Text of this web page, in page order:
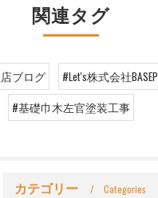
関連タグ
ブログ
#Let's株式会社
#基礎巾木左官塗装工事
カテゴリー Categories